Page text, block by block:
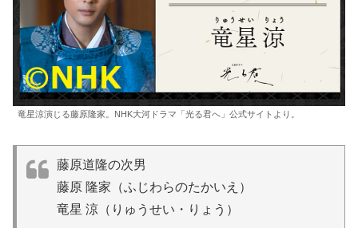
竜星涼演じる藤原隆家。NHK大河ドラマ「光る君へ」公式サイトより。
藤原道隆の次男
藤原 隆家（ふじわらのたかいえ）
竜星 涼（りゅうせい・りょう）